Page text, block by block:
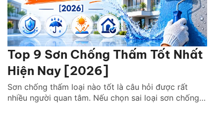
Top 9 Sơn Chống Thấm Tốt Nhất
Hiện Nay [2026]
Sơn chống thấm loại nào tốt là câu hỏi được rất
nhiều người quan tâm. Nếu chọn sai loại sơn chống